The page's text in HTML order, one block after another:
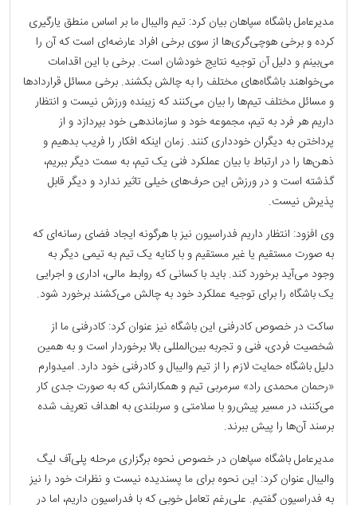
مدیرعامل باشگاه سپاهان بیان کرد: تیم والیبال ما بر اساس منطق یارگیری
کرده و برخی هوچی‌گری‌ها از سوی برخی افراد عارضه‌ای است که آن را
می‌بینم و دلیل آن توجیه نتایج خودشان است. برخی با این اقدامات
می‌خواهند باشگاه‌های مختلف را به چالش بکشند. برخی مسائل قراردادها
و مسائل مختلف تیم‌ها را بیان می‌کنند که زیبنده ورزش نیست و انتظار
داریم هر فرد به تیم، مجموعه خود و سازماندهی خود بپردازد و از
پرداختن به دیگران خودداری کنند. زمان اینکه افکار را فریب بدهیم و
ذهن‌ها را در ارتباط با بیان عملکرد فنی یک تیم، به سمت دیگر ببریم،
گذشته است و در ورزش این حرف‌های خیلی تاثیر ندارد و دیگر قابل
پذیرش نیست.
وی افزود: انتظار داریم فدراسیون نیز با هرگونه ایجاد فضای رسانه‌ای که
به صورت مستقیم یا غیر مستقیم و با کنایه یک تیم به تیمی دیگر به
وجود می‌آید برخورد کند. باید با کسانی که روابط مالی، اداری و اجرایی
یک باشگاه را برای توجیه عملکرد خود به چالش می‌کشند برخورد شود.
ساکت در خصوص کادرفنی این باشگاه نیز عنوان کرد: کادرفنی ما از
شخصیت فردی، فنی و تجربه بین‌المللی بالا برخوردار است و به همین
دلیل باشگاه حمایت لازم را از تیم والیبال و کادرفنی خود دارد. امیدوارم
«رحمان محمدی راد» سرمربی تیم و همکارانش که به صورت جدی کار
می‌کنند، در مسیر پیش‌رو با سلامتی و سربلندی به اهداف تعریف شده
برسند آن‌ها را پیش ببرند.
مدیرعامل باشگاه سپاهان در خصوص نحوه برگزاری مرحله پلی‌آف لیگ
والیبال عنوان کرد: این نحوه برای ما پسندیده نیست و نظرات خود را نیز
به فدراسیون گفتیم. علی‌رغم تعامل خوبی که با فدراسیون داریم، اما در